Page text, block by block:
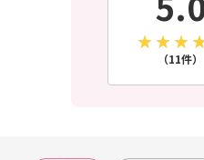
（11件）